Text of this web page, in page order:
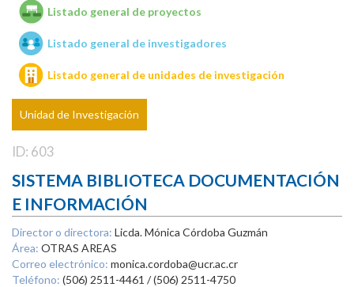
Unidades de investigación
Listado general de proyectos
Listado general de investigadores
Listado general de unidades de investigación
Unidad de Investigación
ID: 603
SISTEMA BIBLIOTECA DOCUMENTACIÓN
E INFORMACIÓN
Director o directora: Licda. Mónica Córdoba Guzmán
Área: OTRAS AREAS
Correo electrónico: monica.cordoba@ucr.ac.cr
Teléfono: (506) 2511-4461 / (506) 2511-4750